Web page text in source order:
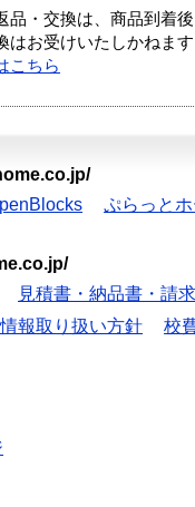
品・交換は、商品到着
お受けいたしかねます
こちら
ぷらっと
見積書・納品書・請
報取り扱い方針 校